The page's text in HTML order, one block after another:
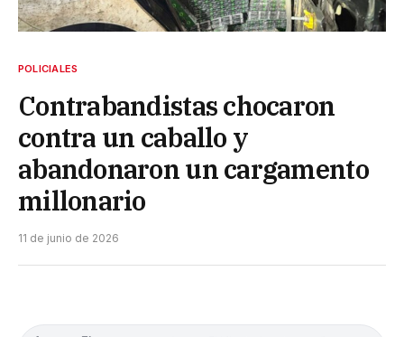
POLICIALES
Contrabandistas chocaron
contra un caballo y
abandonaron un cargamento
millonario
11 de junio de 2026